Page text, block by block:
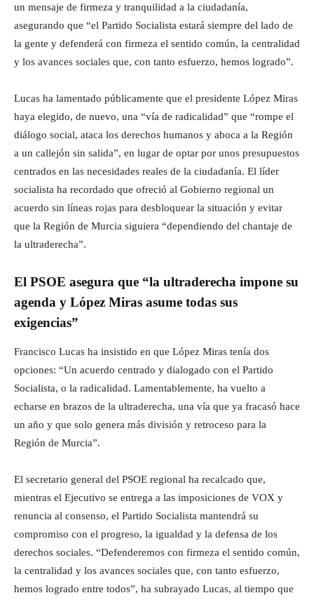
un mensaje de firmeza y tranquilidad a la ciudadanía,
asegurando que “el Partido Socialista estará siempre del lado de
la gente y defenderá con firmeza el sentido común, la centralidad
y los avances sociales que, con tanto esfuerzo, hemos logrado”.
Lucas ha lamentado públicamente que el presidente López Miras
haya elegido, de nuevo, una “vía de radicalidad” que “rompe el
diálogo social, ataca los derechos humanos y aboca a la Región
a un callejón sin salida”, en lugar de optar por unos presupuestos
centrados en las necesidades reales de la ciudadanía. El líder
socialista ha recordado que ofreció al Gobierno regional un
acuerdo sin líneas rojas para desbloquear la situación y evitar
que la Región de Murcia siguiera “dependiendo del chantaje de
la ultraderecha”.
El PSOE asegura que “la ultraderecha impone su
agenda y López Miras asume todas sus
exigencias”
Francisco Lucas ha insistido en que López Miras tenía dos
opciones: “Un acuerdo centrado y dialogado con el Partido
Socialista, o la radicalidad. Lamentablemente, ha vuelto a
echarse en brazos de la ultraderecha, una vía que ya fracasó hace
un año y que solo genera más división y retroceso para la
Región de Murcia”.
El secretario general del PSOE regional ha recalcado que,
mientras el Ejecutivo se entrega a las imposiciones de VOX y
renuncia al consenso, el Partido Socialista mantendrá su
compromiso con el progreso, la igualdad y la defensa de los
derechos sociales. “Defenderemos con firmeza el sentido común,
la centralidad y los avances sociales que, con tanto esfuerzo,
hemos logrado entre todos”, ha subrayado Lucas, al tiempo que